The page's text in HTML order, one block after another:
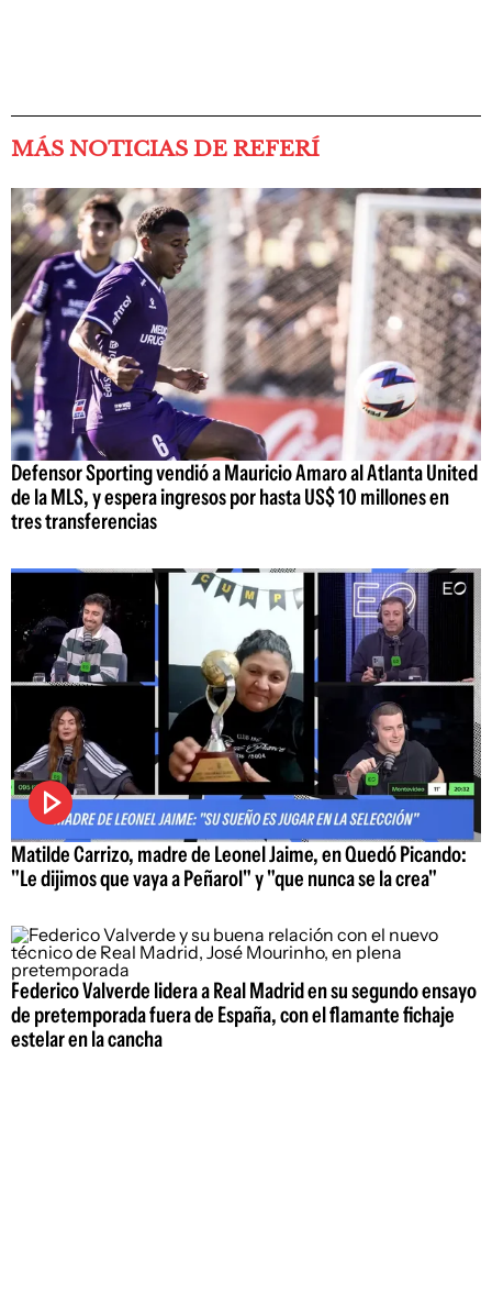
MÁS NOTICIAS DE REFERÍ
Defensor Sporting vendió a Mauricio Amaro al Atlanta United
de la MLS, y espera ingresos por hasta US$ 10 millones en
tres transferencias
Matilde Carrizo, madre de Leonel Jaime, en Quedó Picando:
"Le dijimos que vaya a Peñarol" y "que nunca se la crea"
Federico Valverde lidera a Real Madrid en su segundo ensayo
de pretemporada fuera de España, con el flamante fichaje
estelar en la cancha